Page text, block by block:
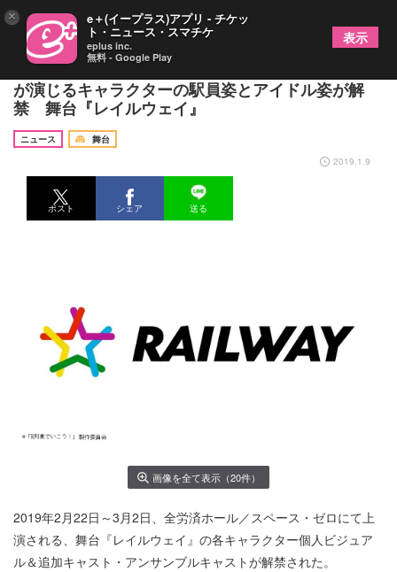
鷲尾修斗、遊馬晃祐、滝澤諒、佐藤信長、宇佐卓真
が演じるキャラクターの駅員姿とアイドル姿が解
禁 舞台『レイルウェイ』
ニュース
舞台
2019.1.9
ポスト シェア 送る
画像を全て表示（20件）
2019年2月22日～3月2日、全労済ホール／スペース・ゼロにて上
演される、舞台『レイルウェイ』の各キャラクター個人ビジュア
ル＆追加キャスト・アンサンブルキャストが解禁された。
× e＋(イープラス)アプリ - チケッ
ト・ニュース・スマチケ
eplus inc.
無料 - Google Play
表示